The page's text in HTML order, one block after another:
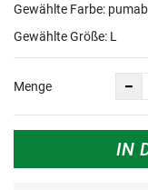
Gewählte Farbe:
Gewählte Größe: L
Menge
IN